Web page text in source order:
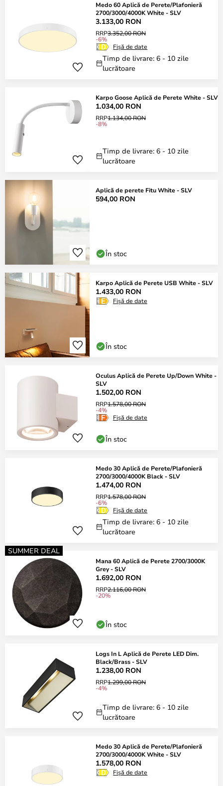
Medo 60 Aplică de Perete/Plafonieră
2700/3000/4000K White - SLV
3.133,00 RON
RRP3.352,00 RON
-6%
Fișă de date
Timp de livrare: 6 - 10 zile
lucrătoare
Karpo Goose Aplică de Perete White - SLV
1.034,00 RON
RRP1.134,00 RON
-8%
Timp de livrare: 6 - 10 zile
lucrătoare
Aplică de perete Fitu White - SLV
594,00 RON
În stoc
Karpo Aplică de Perete USB White - SLV
1.433,00 RON
Fișă de date
În stoc
Oculus Aplică de Perete Up/Down White -
SLV
1.502,00 RON
RRP1.578,00 RON
-4%
Fișă de date
În stoc
Medo 30 Aplică de Perete/Plafonieră
2700/3000/4000K Black - SLV
1.474,00 RON
RRP1.578,00 RON
-6%
Fișă de date
Timp de livrare: 6 - 10 zile
lucrătoare
SUMMER DEAL
Mana 60 Aplică de Perete 2700/3000K
Grey - SLV
1.692,00 RON
RRP2.116,00 RON
-20%
În stoc
Logs In L Aplică de Perete LED Dim.
Black/Brass - SLV
1.238,00 RON
RRP1.299,00 RON
-4%
Timp de livrare: 6 - 10 zile
lucrătoare
Medo 30 Aplică de Perete/Plafonieră
2700/3000/4000K White - SLV
1.578,00 RON
Fișă de date